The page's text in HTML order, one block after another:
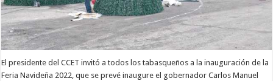
El presidente del CCET invitó a todos los tabasqueños a la inauguración de la
Feria Navideña 2022, que se prevé inaugure el gobernador Carlos Manuel